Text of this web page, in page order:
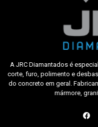
A JRC Diamantados é
corte, furo, polimento e
do concreto em geral.
mármore,